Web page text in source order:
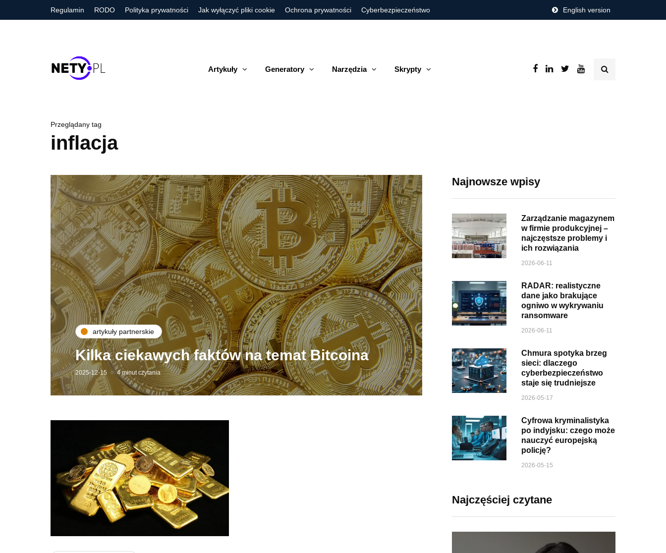
Regulamin RODO Polityka prywatności Jak wyłączyć pliki cookie Ochrona prywatności Cyberbezpieczeństwo English version
Artykuły Generatory Narzędzia Skrypty
Przeglądany tag
inflacja
artykuły partnerskie
Kilka ciekawych faktów na temat Bitcoina
2025-12-15 4 minut czytania
Najnowsze wpisy
Zarządzanie magazynem
w firmie produkcyjnej –
najczęstsze problemy i
ich rozwiązania
2026-06-11
RADAR: realistyczne
dane jako brakujące
ogniwo w wykrywaniu
ransomware
2026-06-11
Chmura spotyka brzeg
sieci: dlaczego
cyberbezpieczeństwo
staje się trudniejsze
2026-05-17
Cyfrowa kryminalistyka
po indyjsku: czego może
nauczyć europejską
policję?
2026-05-15
Najczęściej czytane